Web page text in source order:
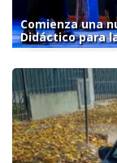
Comienza una
Didáctico para